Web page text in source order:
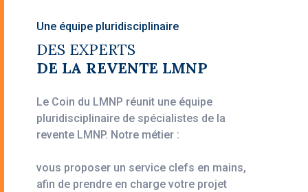
Une équipe pluridisciplinaire
DES EXPERTS
DE LA REVENTE LMNP
Le Coin du LMNP réunit une équipe
pluridisciplinaire de spécialistes de la
revente LMNP. Notre métier :
vous proposer un service clefs en mains,
afin de prendre en charge votre projet